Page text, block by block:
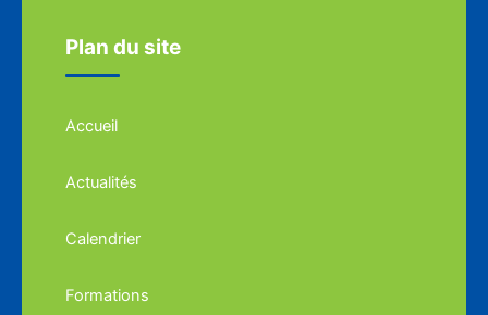
Plan du site
Accueil
Actualités
Calendrier
Formations